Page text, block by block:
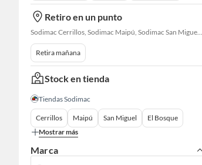
Retiro en un punto
Sodimac Cerrillos, Sodimac Maipú, Sodimac San Miguel, Sodimac El Bosque, Sodimac San Bernardo, Sodimac Talagante, Sodimac San Fernando
Retira mañana
Stock en tienda
Tiendas Sodimac
Cerrillos Maipú San Miguel
El Bosque
Mostrar más
Marca